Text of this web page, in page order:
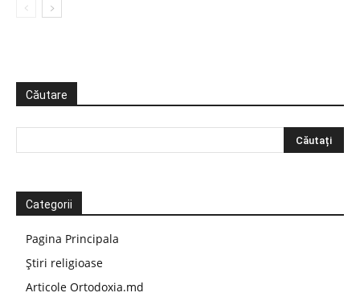
Căutare
Categorii
Pagina Principala
Știri religioase
Articole Ortodoxia.md